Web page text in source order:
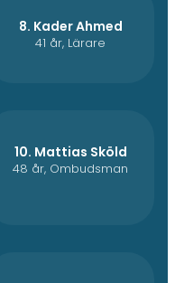
8. Kader Ahmed
41 år, Lärare
10. Mattias Sköld
48 år, Ombudsman